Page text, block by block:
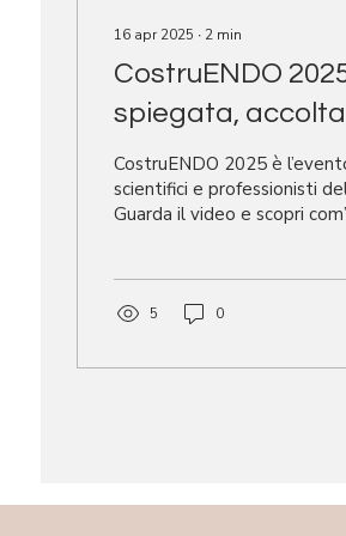
16 apr 2025 ∙ 2 min
CostruENDO
spiegata, accolta
CostruENDO 2025 è
scientifici e professionisti
Guarda il video e scopri
5 0